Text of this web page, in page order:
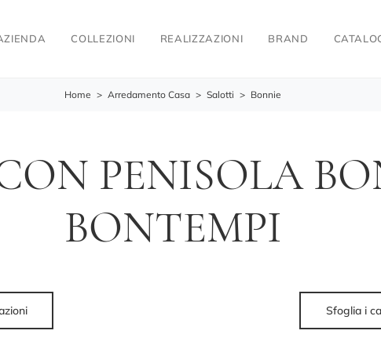
COLLEZIONI REALIZZAZIONI BRAND
Home > Arredamento Casa > Salotti > Bonnie
PENISOLA
BONTEMPI
Sfoglia i